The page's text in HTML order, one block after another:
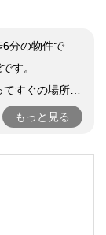
6分の物件で
す。
すぐの場所に
買い物ができま
もっと見る